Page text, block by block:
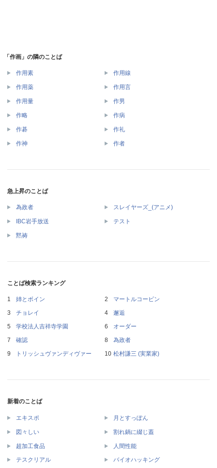
「作画」の隣のことば
作用素 作用線
作用薬 作用言
作用量 作男
作略 作病
作碁 作礼
作神 作者
急上昇のことば
為政者 スレイヤーズ_(アニメ)
IBC岩手放送 テスト
黙祷
ことば検索ランキング
姉とボイン
マートルコービン
チョレイ
邂逅
学校法人吉祥寺学園
オーダー
確認
為政者
トリッシュヴァンディヴァー
松村謙三 (実業家)
新着のことば
エキスポ 月とすっぽん
図々しい 割れ鍋に綴じ蓋
超加工食品 人間性能
テスクリアル バイオハッキング